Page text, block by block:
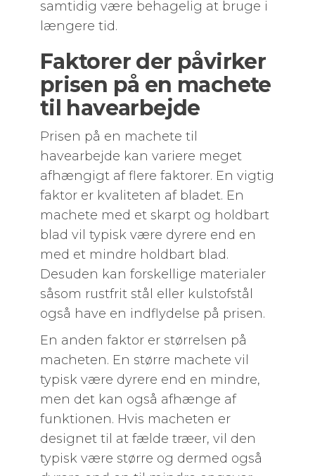
samtidig være behagelig at bruge i
længere tid.
Faktorer der påvirker
prisen på en machete
til havearbejde
Prisen på en machete til
havearbejde kan variere meget
afhængigt af flere faktorer. En vigtig
faktor er kvaliteten af bladet. En
machete med et skarpt og holdbart
blad vil typisk være dyrere end en
med et mindre holdbart blad.
Desuden kan forskellige materialer
såsom rustfrit stål eller kulstofstål
også have en indflydelse på prisen.
En anden faktor er størrelsen på
macheten. En større machete vil
typisk være dyrere end en mindre,
men det kan også afhænge af
funktionen. Hvis macheten er
designet til at fælde træer, vil den
typisk være større og dermed også